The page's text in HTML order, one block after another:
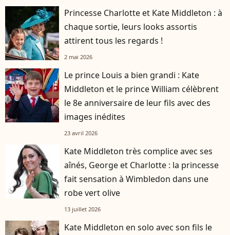
Princesse Charlotte et Kate Middleton : à
chaque sortie, leurs looks assortis
attirent tous les regards !
2 mai 2026
Le prince Louis a bien grandi : Kate
Middleton et le prince William célèbrent
le 8e anniversaire de leur fils avec des
images inédites
23 avril 2026
Kate Middleton très complice avec ses
aînés, George et Charlotte : la princesse
fait sensation à Wimbledon dans une
robe vert olive
13 juillet 2026
Kate Middleton en solo avec son fils le